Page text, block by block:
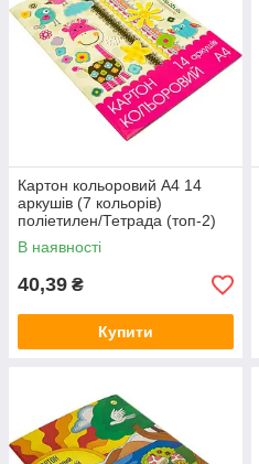
Картон кольоровий A4 14
аркушів (7 кольорів)
поліетилен/Тетрада (топ-2)
В наявності
40,39 ₴
Купити